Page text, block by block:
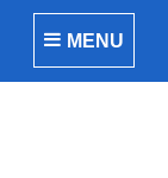
MENU